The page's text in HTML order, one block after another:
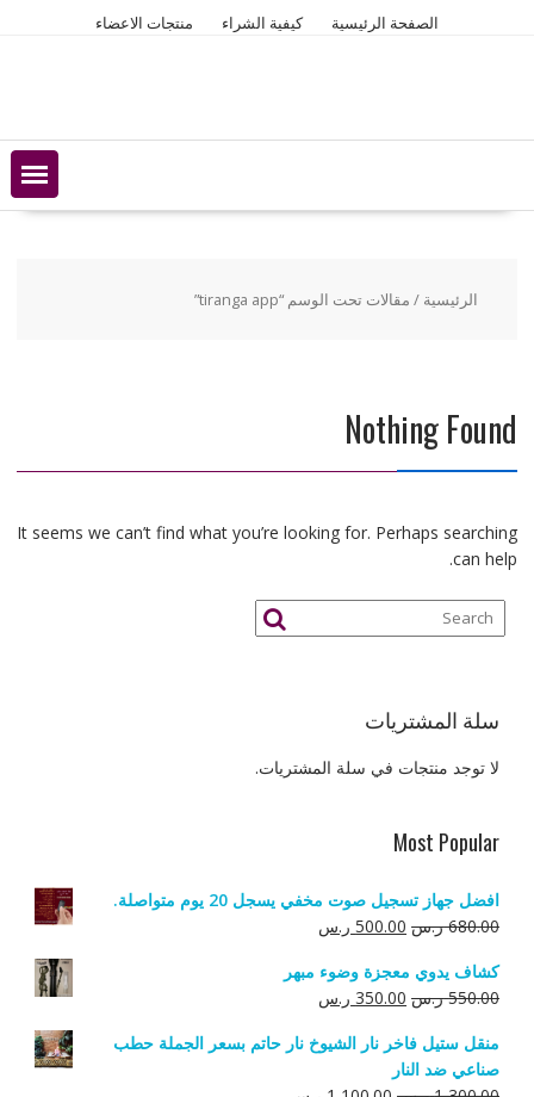
الصفحة الرئيسية كيفية الشراء منتجات الاعضاء
الرئيسية / مقالات تحت الوسم “tiranga app”
Nothing Found
It seems we can’t find what you’re looking for. Perhaps searching
can help.
سلة المشتريات
لا توجد منتجات في سلة المشتريات.
Most Popular
افضل جهاز تسجيل صوت مخفي يسجل 20 يوم متواصلة.
680.00 ر.س السعر
هو:
680.00 ر.س.
500.00 ر.سالسعر
هو:
500.00 ر.س.
كشاف يدوي معجزة وضوء مبهر
550.00 ر.س السعر
هو:
550.00 ر.س.
350.00 ر.سالسعر
هو:
منقل ستيل فاخر نار الشيوخ نار حاتم بسعر الجملة حطب
صناعي ضد النار